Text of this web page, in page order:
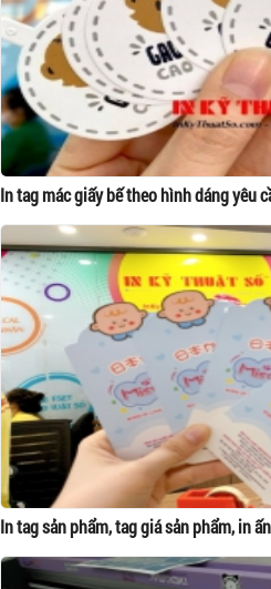
In tag mác giấy bế theo hình dáng yêu
In tag sản phẩm, tag giá sản phẩm, in